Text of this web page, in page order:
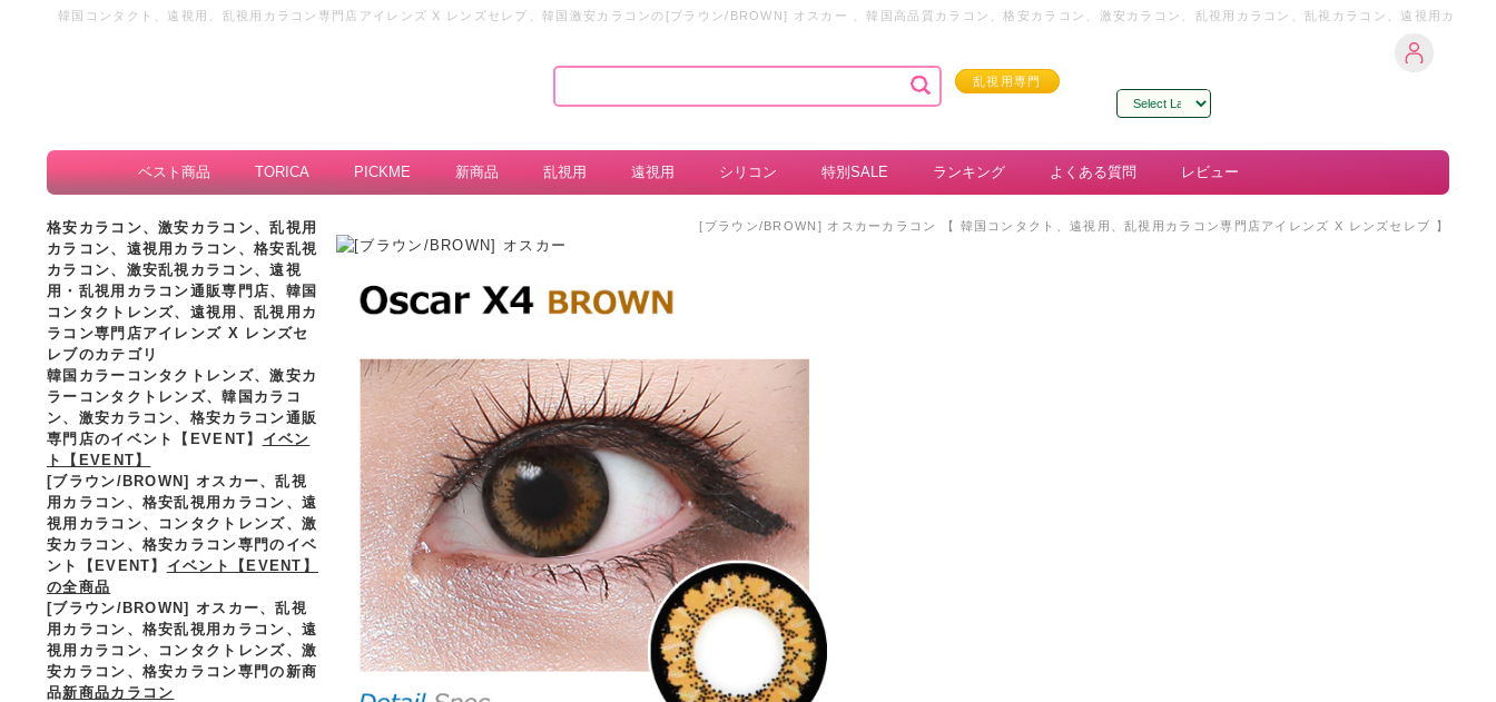
韓国コンタクト、遠視用、乱視用カラコン専門店アイレンズ X レンズセレブ、韓国激安カラコンの[ブラウン/BROWN] オスカー 、韓国高品質カラコン、格安カラコン、激安カラコン、乱視用カラコン、乱視カラコン、遠視用カ
乱視用専門
Translate
ベスト商品
TORICA PICKME 新商品 乱視用 遠視用 シリコン 特別SALE ランキング よくある質問 レビュー
格安カラコン、激安カラコン、乱視用
カラコン、遠視用カラコン、格安乱視
カラコン、激安乱視カラコン、遠視
用・乱視用カラコン通販専門店、韓国
コンタクトレンズ、遠視用、乱視用カ
ラコン専門店アイレンズ X レンズセ
レブのカテゴリ
韓国カラーコンタクトレンズ、激安カ
ラーコンタクトレンズ、韓国カラコ
ン、激安カラコン、格安カラコン通販
専門店のイベント【EVENT】 イベン
ト【EVENT】
[ブラウン/BROWN] オスカー、乱視
用カラコン、格安乱視用カラコン、遠
視用カラコン、コンタクトレンズ、激
安カラコン、格安カラコン専門のイベ
ント【EVENT】 イベント【EVENT】
の全商品
[ブラウン/BROWN] オスカー、乱視
用カラコン、格安乱視用カラコン、遠
視用カラコン、コンタクトレンズ、激
安カラコン、格安カラコン専門の新商
品新商品カラコン
[ブラウン/BROWN] オスカーカラコン 【 韓国コンタクト、遠視用、乱視用カラコン専門店アイレンズ X レンズセレブ 】